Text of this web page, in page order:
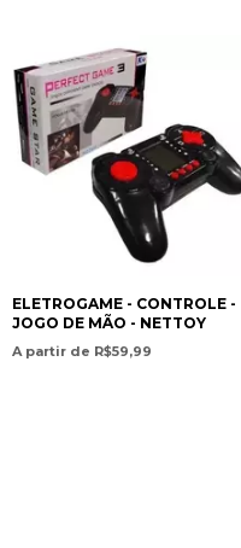
ELETROGAME - CONTROLE -
JOGO DE MÃO - NETTOY
A partir de R$59,99